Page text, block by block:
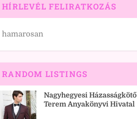
HÍRLEVÉL FELIRATKOZÁS
hamarosan
RANDOM LISTINGS
Nagyhegyesi Házasságkötő
Terem Anyakönyvi Hivatal